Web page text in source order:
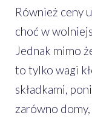
Również ceny
choć w
Jednak mimo
to tylko wagi
składkami,
zarówno